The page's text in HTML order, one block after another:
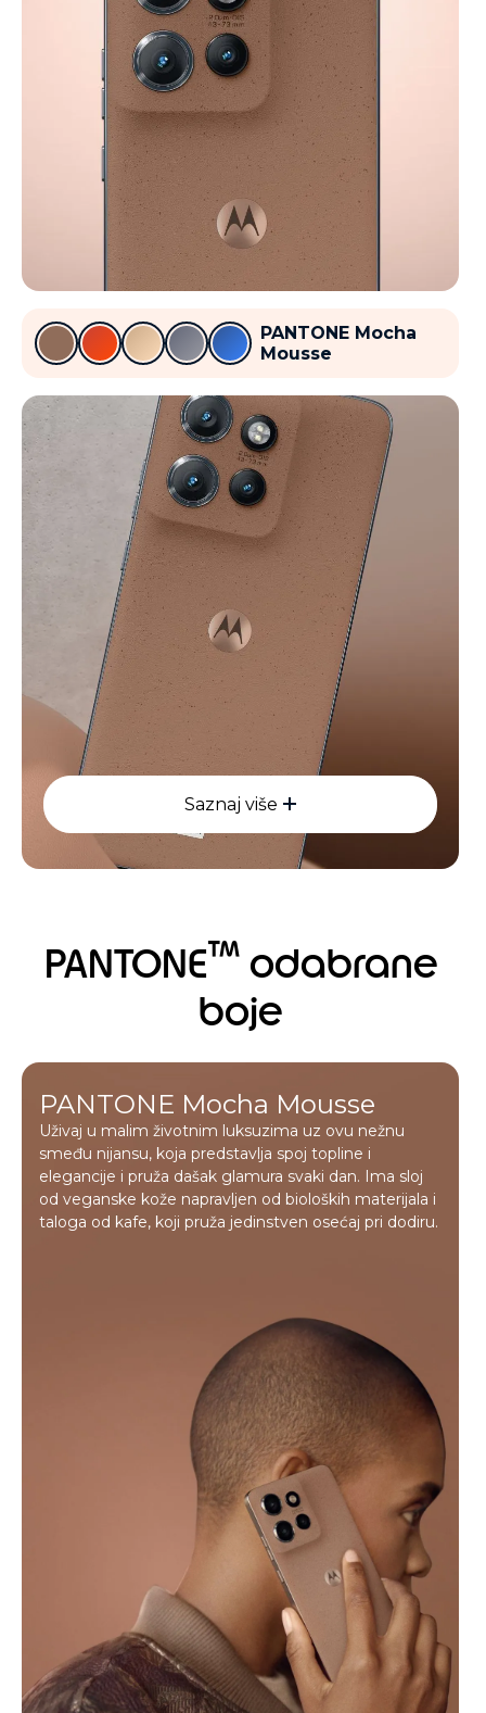
PANTONE Mocha
Mousse
Saznaj više
PANTONE™ odabrane
boje
PANTONE Mocha Mousse
Uživaj u malim životnim luksuzima uz ovu nežnu
smeđu nijansu, koja predstavlja spoj topline i
elegancije i pruža dašak glamura svaki dan. Ima sloj
od veganske kože napravljen od bioloških materijala i
taloga od kafe, koji pruža jedinstven osećaj pri dodiru.